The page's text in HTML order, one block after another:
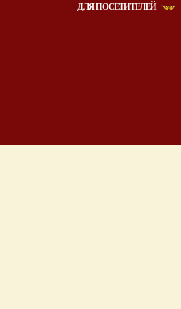
ДЛЯ ПОСЕТИТЕЛЕЙ